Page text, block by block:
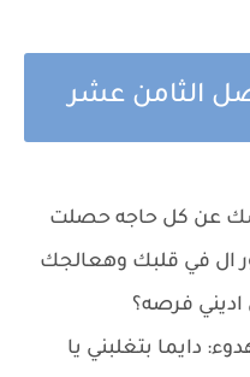
الثامن عشر
عن كل حاجه حصلت
ال في قلبك وهعالجك
فرصه؟
دايما بتغلبني يا